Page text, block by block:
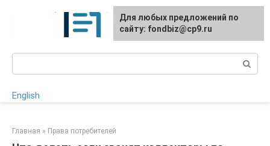
English
Главная » Права потребителей
Для любых предложений по
сайту: fondbiz@cp9.ru